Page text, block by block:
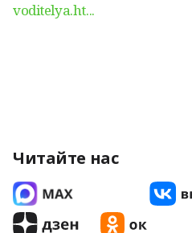
voditelya.ht...
Читайте нас